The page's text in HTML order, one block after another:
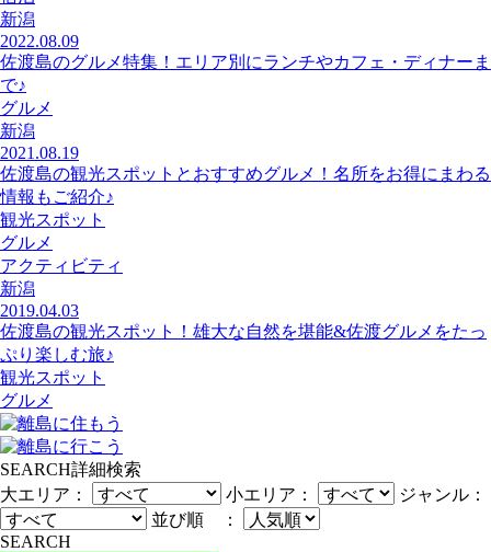
新潟
2022.08.09
佐渡島のグルメ特集！エリア別にランチやカフェ・ディナーま
で♪
グルメ
新潟
2021.08.19
佐渡島の観光スポットとおすすめグルメ！名所をお得にまわる
情報もご紹介♪
観光スポット
グルメ
アクティビティ
新潟
2019.04.03
佐渡島の観光スポット！雄大な自然を堪能&佐渡グルメをたっ
ぷり楽しむ旅♪
観光スポット
グルメ
SEARCH詳細検索
大エリア：
小エリア：
ジャンル：
並び順 ：
SEARCH